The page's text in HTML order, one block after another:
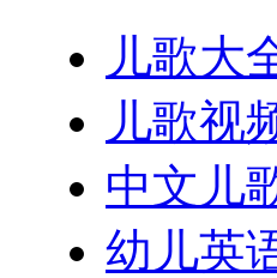
儿歌大
儿歌视
中文儿
幼儿英